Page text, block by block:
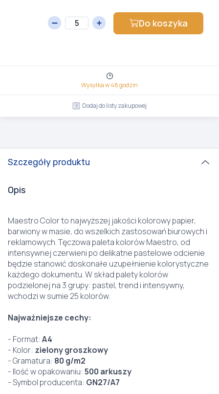
Do koszyka
Wysyłka w 48 godzin
Dodaj do listy zakupowej
Szczegóły produktu
Opis
Maestro Color to najwyższej jakości kolorowy papier,
barwiony w masie, do wszelkich zastosowań biurowych i
reklamowych. Tęczowa paleta kolorów Maestro, od
intensywnej czerwieni po delikatne pastelowe odcienie
będzie stanowić doskonałe uzupełnienie kolorystyczne
każdego dokumentu. W skład palety kolorów
podzielonej na 3 grupy: pastel, trend i intensywny,
wchodzi w sumie 25 kolorów.
Najważniejsze cechy:
- Format: A4
- Kolor: zielony groszkowy
- Gramatura: 80 g/m2
- Ilość w opakowaniu: 500 arkuszy
- Symbol producenta: GN27/A7